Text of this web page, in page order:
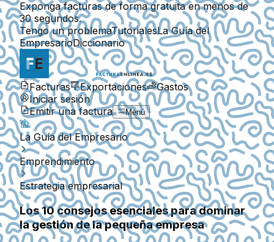
Exponga facturas de forma gratuita en menos de
30 segundos.
Tengo un problemaTutorialesLa Guía del
EmpresarioDiccionario
Facturas Exportaciones
Gastos
Iniciar sesión
Emitir una factura
Menú
La Guía del Empresario
Emprendimiento
Estrategia empresarial
Los 10 consejos esenciales para dominar
la gestión de la pequeña empresa